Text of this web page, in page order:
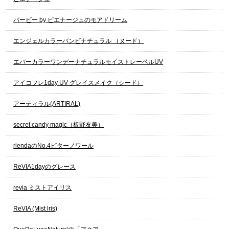
バービー by ピエナージュのモアドリーム
エンジェルカラーバンビナチュラル （ヌード）
エバーカラーワンデーナチュラルモイストレーベルUV
アイコフレ1day UV グレイスメイク（シード）
アーティラル(ARTIRAL)
secret candy magic（板野友美）
riendaのNo.4ビターノワール
ReVIA1dayのグレース
revia ミストアイリス
ReVIA (Mist lris)